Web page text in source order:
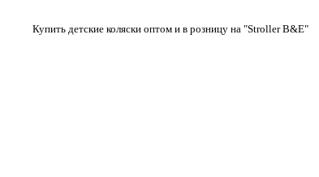
Купить детские коляски оптом и в розницу на "Stroller B&E"